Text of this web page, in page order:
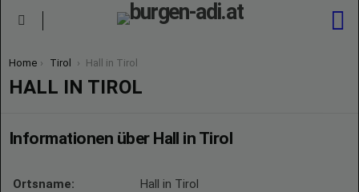
You are here:
Home Tirol Hall in Tirol
HALL IN TIROL
Informationen über Hall in Tirol
Ortsname: Hall in Tirol